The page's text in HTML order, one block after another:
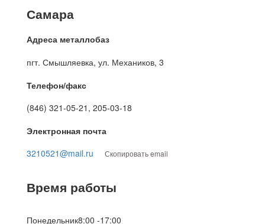
Самара
Адреса металлобаз
пгт. Смышляевка, ул. Механиков, 3
Телефон/факс
(846) 321-05-21, 205-03-18
Электронная почта
3210521@mail.ru
Скопировать email
Время работы
Понедельник8:00 -17:00